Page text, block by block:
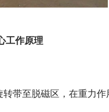
工作原理
带至脱磁区，在重力